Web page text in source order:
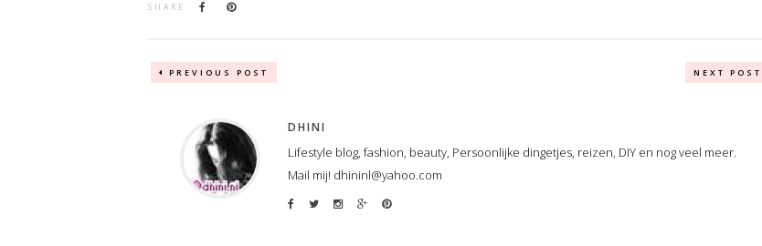
SHARE
PREVIOUS POST NEXT POST
DHINI
Lifestyle blog, fashion, beauty, Persoonlijke dingetjes, reizen, DIY en nog veel meer.
Mail mij! dhininl@yahoo.com